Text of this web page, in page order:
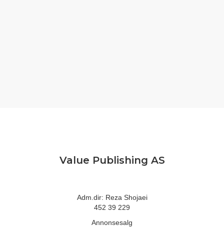
Value Publishing AS
Adm.dir: Reza Shojaei
452 39 229
Annonsesalg